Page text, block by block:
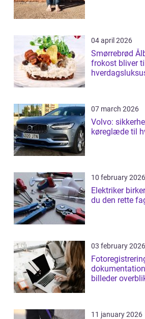
04 april 2026
Smørrebrød Ålborg når
frokost bliver
07 march 2026
Volvo:
køreglæde til
10 february 2026
Elektriker birkerød sådan
du den rette
03 february 2026
billeder
11 january 2026